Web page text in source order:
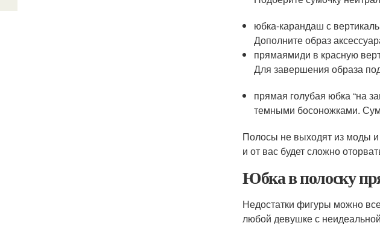
юбка-карандаш с
Дополните образ
прямаямиди в красную
Для завершения образа
прямая голубая юбка “на
темными босоножками.
Полосы не выходят из моды и
и от вас будет сложно
Юбка в полоску
Недостатки фигуры можно
любой девушке с